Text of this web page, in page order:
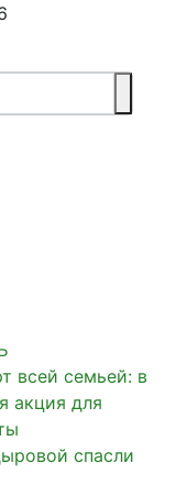
всей семьей: в
акция для
спасли